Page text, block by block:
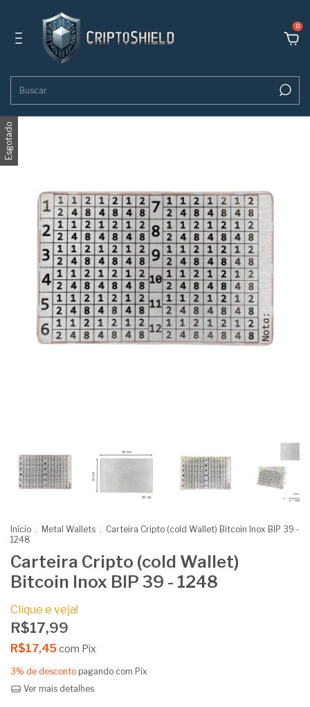
0
Esgotado
Início . Metal Wallets . Carteira Cripto (cold Wallet) Bitcoin Inox BIP 39 -
1248
Carteira Cripto (cold Wallet)
Bitcoin Inox BIP 39 - 1248
Clique e veja!
R$17,99
R$17,45 com Pix
3% de desconto pagando com Pix
Ver mais detalhes